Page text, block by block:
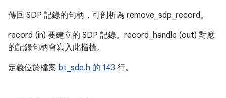
傳回 SDP 記錄的句柄，可剖析為 remove_sdp_record。
record (in) 要建立的 SDP 記錄。record_handle (out) 對應
的記錄句柄會寫入此指標。
定義位於檔案 bt_sdp.h 的 143 行。